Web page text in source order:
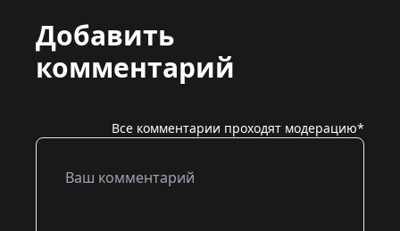
Добавить
комментарий
Все комментарии проходят модерацию*